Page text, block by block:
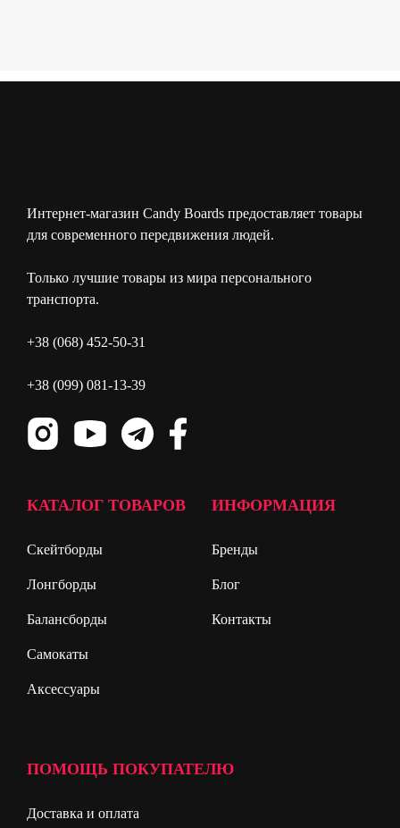
Интернет-магазин Candy Boards предоставляет товары
для современного передвижения людей.
Только лучшие товары из мира персонального
транспорта.
+38 (068) 452-50-31
+38 (099) 081-13-39
КАТАЛОГ ТОВАРОВ
Скейтборды
Лонгборды
Балансборды
Самокаты
Аксессуары
ИНФОРМАЦИЯ
Бренды
Блог
Контакты
ПОМОЩЬ ПОКУПАТЕЛЮ
Доставка и оплата